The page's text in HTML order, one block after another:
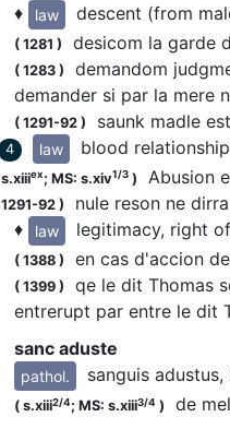
♦
law descent (from
( 1281 ) desicom la garde
( 1283 )
demandom
demander si par la mere
( 1291-92 ) saunk madle
4 law blood relationship
s.xiiiex; MS: s.xiv1/3 ) Abusion
1291-92 ) nule reson ne
♦
law legitimacy, right
( 1388 ) en cas d'accion
( 1399 )
qe le dit Thomas
entrerupt par entre le dit
sanc aduste
pathol. sanguis
( s.xiii2/4; MS: s.xiii3/4 ) de